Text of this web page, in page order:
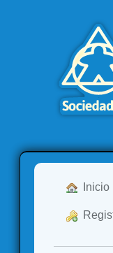
Inicio